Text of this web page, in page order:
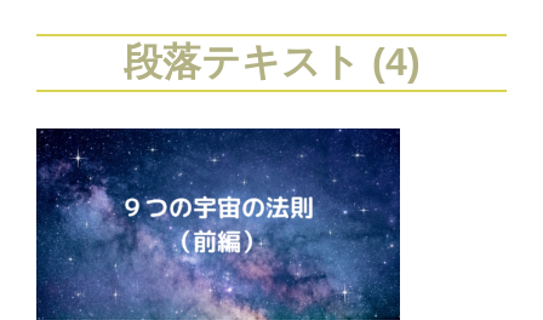
段落テキスト (4)